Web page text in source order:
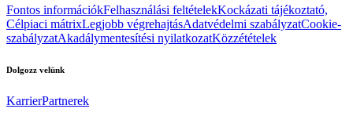
Fontos információkFelhasználási feltételekKockázati tájékoztató,
Célpiaci mátrixLegjobb végrehajtásAdatvédelmi szabályzatCookie-
szabályzatAkadálymentesítési nyilatkozatKözzétételek
Dolgozz velünk
KarrierPartnerek